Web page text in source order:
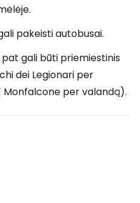
pakeisti autobusai.
pat gali būti priemiestinis
dei Legionari per
per valandą).